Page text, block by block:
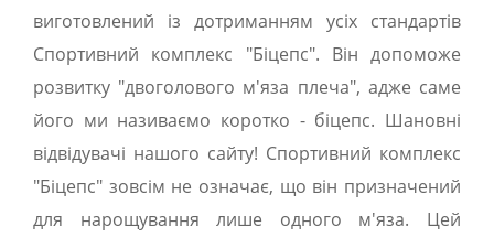
виготовлений із дотриманням усіх стандартів
Спортивний комплекс "Біцепс". Він допоможе
розвитку "двоголового м'яза плеча", адже саме
його ми називаємо коротко - біцепс. Шановні
відвідувачі нашого сайту! Спортивний комплекс
"Біцепс" зовсім не означає, що він призначений
для нарощування лише одного м'яза. Цей